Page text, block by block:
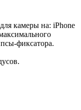
камеры на: iPhone
фиксатора.